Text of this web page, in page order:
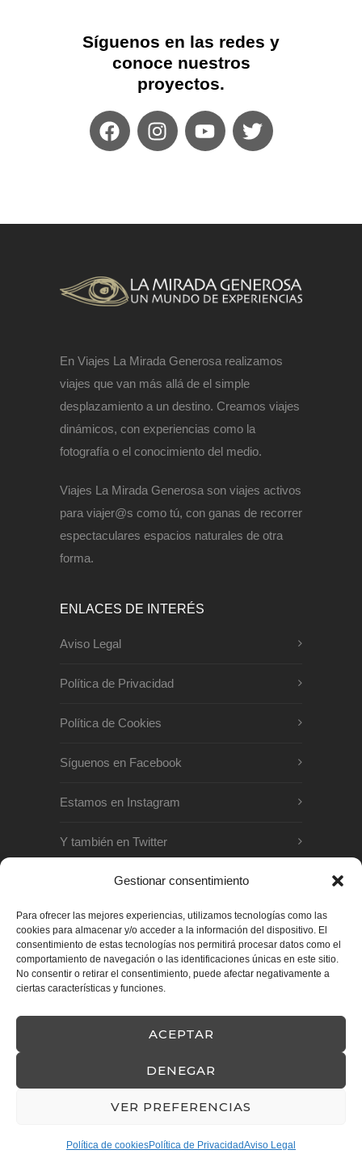
Gestionar consentimiento
Para ofrecer las mejores experiencias, utilizamos tecnologías como las
cookies para almacenar y/o acceder a la información del dispositivo. El
consentimiento de estas tecnologías nos permitirá procesar datos como el
comportamiento de navegación o las identificaciones únicas en este sitio.
No consentir o retirar el consentimiento, puede afectar negativamente a
ciertas características y funciones.
ACEPTAR
DENEGAR
VER PREFERENCIAS
Política de cookiesPolítica de PrivacidadAviso Legal
Síguenos en las redes y
conoce nuestros
proyectos.
En Viajes La Mirada Generosa realizamos
viajes que van más allá de el simple
desplazamiento a un destino. Creamos viajes
dinámicos, con experiencias como la
fotografía o el conocimiento del medio.
Viajes La Mirada Generosa son viajes activos
para viajer@s como tú, con ganas de recorrer
espectaculares espacios naturales de otra
forma.
ENLACES DE INTERÉS
Aviso Legal
Política de Privacidad
Política de Cookies
Síguenos en Facebook
Estamos en Instagram
Y también en Twitter
www.quetequieroverde.es
www.vagamundosfestival.org
web